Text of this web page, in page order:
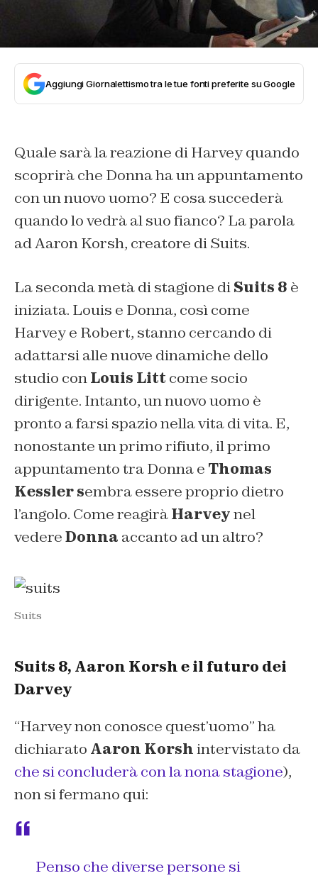
Aggiungi Giornalettismo tra le tue fonti preferite su Google
Quale sarà la reazione di Harvey quando
scoprirà che Donna ha un appuntamento
con un nuovo uomo? E cosa succederà
quando lo vedrà al suo fianco? La parola
ad Aaron Korsh, creatore di Suits.
La seconda metà di stagione diSuits 8 è
iniziata. Louis e Donna, così come
Harvey e Robert, stanno cercando di
adattarsi alle nuove dinamiche dello
studio conLouis Litt come socio
dirigente. Intanto, un nuovo uomo è
pronto a farsi spazio nella vita di vita. E,
nonostante un primo rifiuto, il primo
appuntamento tra Donna e Thomas
Kessler sembra essere proprio dietro
l’angolo. Come reagiràHarveynel
vedereDonna accanto ad un altro?
Suits
Suits 8, Aaron Korsh e il futuro dei
Darvey
“Harvey non conosce quest’uomo” ha
dichiarato Aaron Korshintervistato da
che si concluderà con la nona stagione),
non si fermano qui:
Penso che diverse persone si